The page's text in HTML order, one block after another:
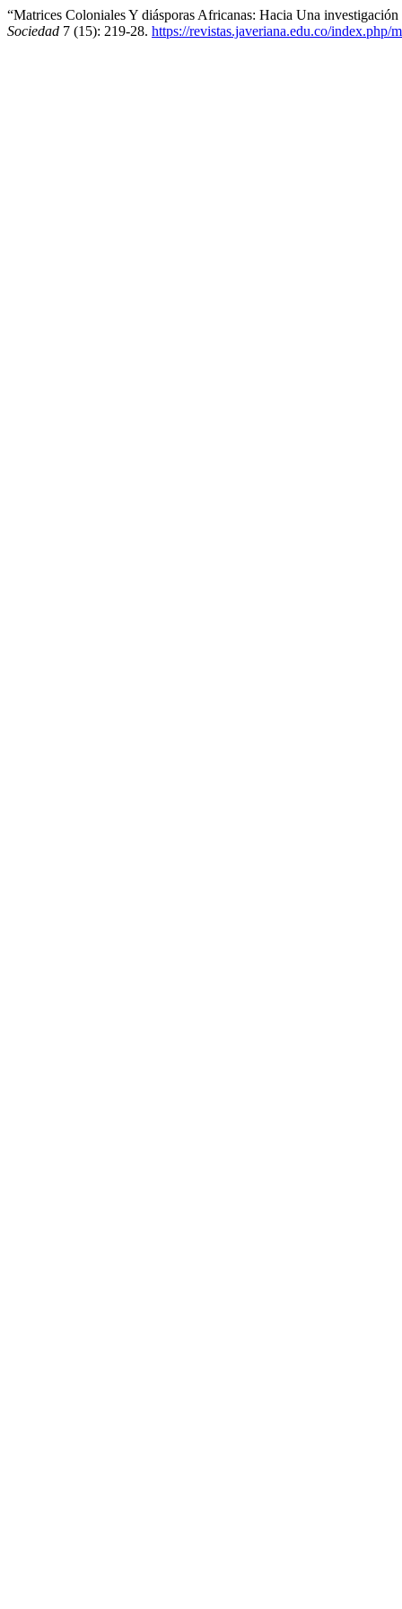
“Matrices Coloniales Y diásporas Africanas: Hacia Una
Sociedad 7 (15): 219-28. https://revistas.javeriana.edu.co/index.php/